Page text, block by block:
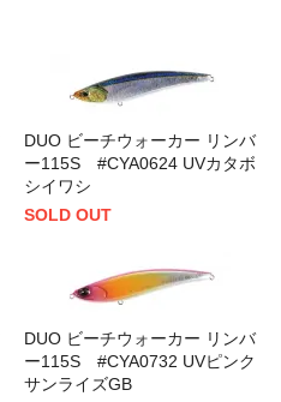
DUO ビーチウォーカー リンバ
ー115S #CYA0624 UVカタボ
シイワシ
SOLD OUT
DUO ビーチウォーカー リンバ
ー115S #CYA0732 UVピンク
サンライズGB